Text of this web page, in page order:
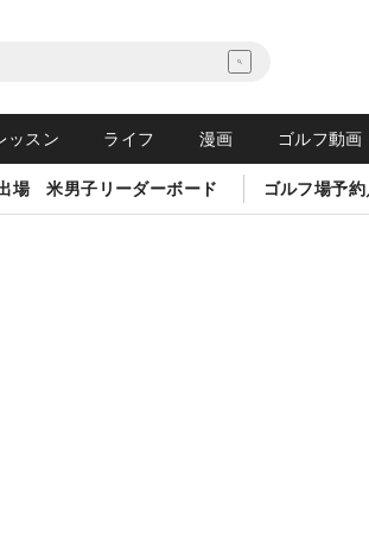
ッスン ライフ 漫画 ゴルフ動画
場 米男子リーダーボード ゴルフ場予